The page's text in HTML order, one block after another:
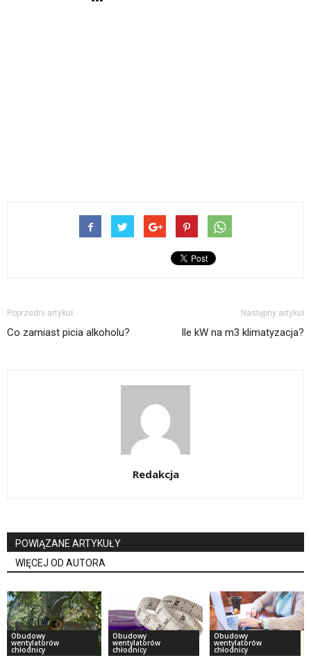
Poprzedni artykuł
Co zamiast picia alkoholu?
Następny artykuł
Ile kW na m3 klimatyzacja?
Redakcja
POWIĄZANE ARTYKUŁY
WIĘCEJ OD AUTORA
Obudowy
wentylatorów
chłodnicy
Obudowy
wentylatorów
chłodnicy
Obudowy
wentylatorów
chłodnicy